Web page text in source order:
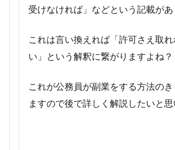
受けなければ」などという記載があ
これは言い換えれば「許可さえ取
い」という解釈に繋がりますよね？
これが公務員が副業をする方法の
ますので後で詳しく解説したいと思